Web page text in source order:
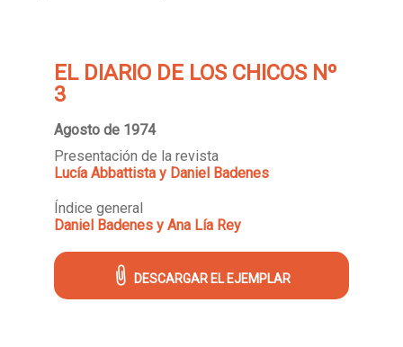
EL DIARIO DE LOS CHICOS Nº
3
Agosto de 1974
Presentación de la revista
Lucía Abbattista y Daniel Badenes
Índice general
Daniel Badenes y Ana Lía Rey
DESCARGAR EL EJEMPLAR